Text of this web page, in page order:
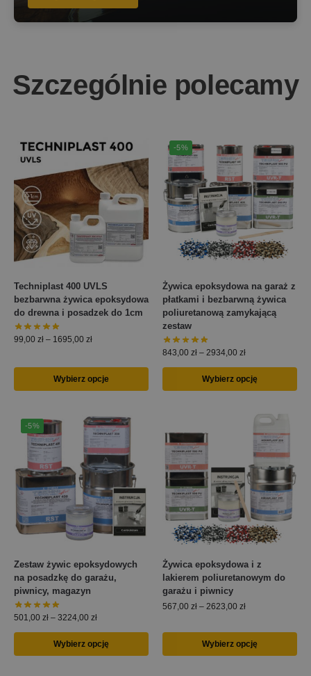
Szczególnie polecamy
Techniplast 400 UVLS
bezbarwna żywica epoksydowa
do drewna i posadzek do 1cm
99,00 zł – 1695,00 zł
Wybierz opcje
-5%
Żywica epoksydowa na garaż z
płatkami i bezbarwną żywica
poliuretanową zamykającą
zestaw
843,00 zł – 2934,00 zł
Wybierz opcję
-5%
Zestaw żywic epoksydowych
na posadzkę do garażu,
piwnicy, magazyn
501,00 zł – 3224,00 zł
Wybierz opcję
Żywica epoksydowa i z
lakierem poliuretanowym do
garażu i piwnicy
567,00 zł – 2623,00 zł
Wybierz opcję